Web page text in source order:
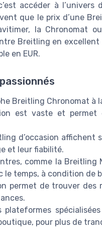
accéder à l’univers
que le prix d’une
la Chronomat
Breitling en
en EUR.
Breitling Chronomat à
est vaste et
d’occasion
et leur fiabilité.
comme la
le temps, à condition de
permet de trouver
pour plus de